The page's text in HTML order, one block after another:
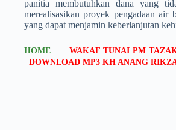
panitia mem­butuhkan dana yang
merealisasikan pro­yek pengadaan
yang dapat menjamin keberlanjut­an
HOME |WAKAF TUNAI PM
DOWNLOAD MP3 KH ANANG